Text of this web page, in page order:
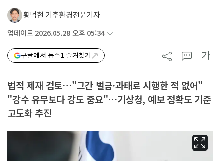
황덕현 기후환경전문기자
업데이트 2026.05.28 오후 05:34
구글에서 뉴스1 즐겨찾기 가
법적 제재 검토…"그간 벌금·과태료 시행한 적 없어"
"강수 유무보다 강도 중요"…기상청, 예보 정확도 기준
고도화 추진